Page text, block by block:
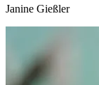
Janine Gießler